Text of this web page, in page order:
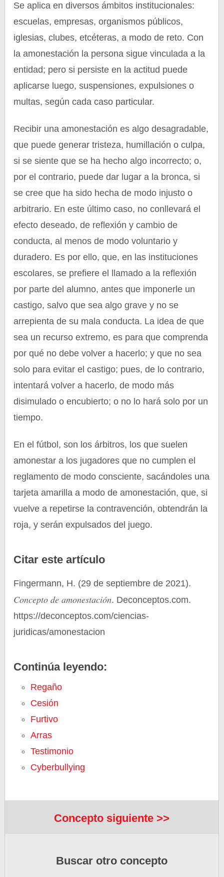
Se aplica en diversos ámbitos institucionales:
escuelas, empresas, organismos públicos,
iglesias, clubes, etcéteras, a modo de reto. Con
la amonestación la persona sigue vinculada a la
entidad; pero si persiste en la actitud puede
aplicarse luego, suspensiones, expulsiones o
multas, según cada caso particular.
Recibir una amonestación es algo desagradable,
que puede generar tristeza, humillación o culpa,
si se siente que se ha hecho algo incorrecto; o,
por el contrario, puede dar lugar a la bronca, si
se cree que ha sido hecha de modo injusto o
arbitrario. En este último caso, no conllevará el
efecto deseado, de reflexión y cambio de
conducta, al menos de modo voluntario y
duradero. Es por ello, que, en las instituciones
escolares, se prefiere el llamado a la reflexión
por parte del alumno, antes que imponerle un
castigo, salvo que sea algo grave y no se
arrepienta de su mala conducta. La idea de que
sea un recurso extremo, es para que comprenda
por qué no debe volver a hacerlo; y que no sea
solo para evitar el castigo; pues, de lo contrario,
intentará volver a hacerlo, de modo más
disimulado o encubierto; o no lo hará solo por un
tiempo.
En el fútbol, son los árbitros, los que suelen
amonestar a los jugadores que no cumplen el
reglamento de modo consciente, sacándoles una
tarjeta amarilla a modo de amonestación, que, si
vuelve a repetirse la contravención, obtendrán la
roja, y serán expulsados del juego.
Citar este artículo
Fingermann, H. (29 de septiembre de 2021).
Concepto de amonestación. Deconceptos.com.
https://deconceptos.com/ciencias-
juridicas/amonestacion
Continúa leyendo:
Regaño
Cesión
Furtivo
Arras
Testimonio
Cyberbullying
Concepto siguiente >>
Buscar otro concepto